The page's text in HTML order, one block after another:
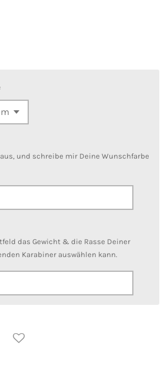
und schreibe mir Deine Wunschfarbe
das Gewicht & die Rasse Deiner
Karabiner auswählen kann.